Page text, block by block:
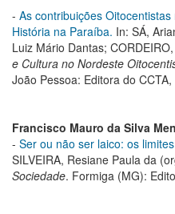
- As contribuições
História na Paraíba. In: SÁ,
Luiz Mário Dantas;
e Cultura no Nordeste
João Pessoa: Editora do
Francisco Mauro da Silva
- Ser ou não ser laico: os
SILVEIRA, Resiane Paula da
Sociedade. Formiga (MG):